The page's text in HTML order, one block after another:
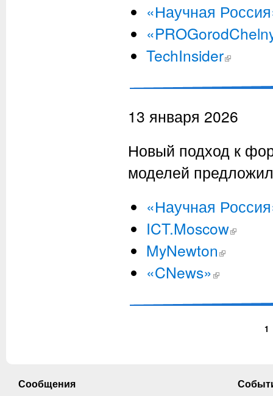
«Научная
TechInsider
13 января 2026
Новый подход к
моделей
«Научная
ICT.Moscow
MyNewton
«CNews»
1
Сообщения